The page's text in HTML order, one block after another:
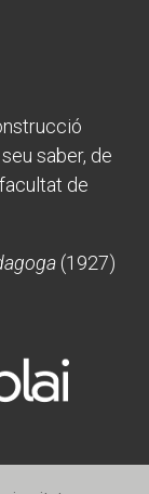
saber, de
de
(1927)